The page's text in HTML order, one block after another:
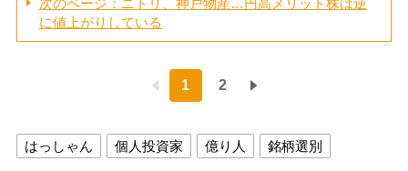
次のページ：ニトリ、神戸物産…円高メリット株は逆
に値上がりしている
1 2
はっしゃん 個人投資家 億り人 銘柄選別